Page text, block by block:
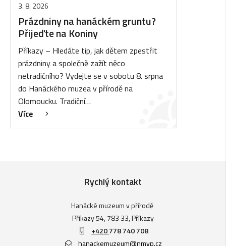
3. 8. 2026
Prázdniny na hanáckém gruntu?
Přijeďte na Koniny
Příkazy – Hledáte tip, jak dětem zpestřit
prázdniny a společně zažít něco
netradičního? Vydejte se v sobotu 8. srpna
do Hanáckého muzea v přírodě na
Olomoucku. Tradiční…
Více
Rychlý kontakt
Hanácké muzeum v přírodě
Příkazy 54, 783 33, Příkazy
+420778 740 708
hanackemuzeum@nmvp.cz